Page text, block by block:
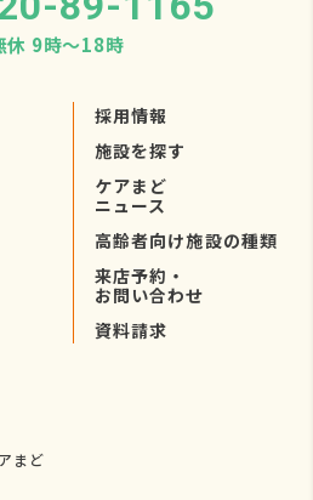
休 9時〜18時
採用情報
施設を探す
ケアまど
ニュース
高齢者向け施設の種類
来店予約・
お問い合わせ
資料請求
まど